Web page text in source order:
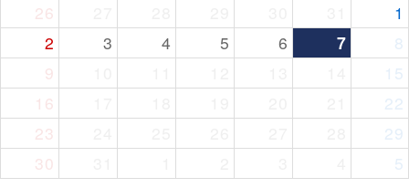
26
1
2
3 4 5 6 7
8
9
15
16
22
23
29
30
5